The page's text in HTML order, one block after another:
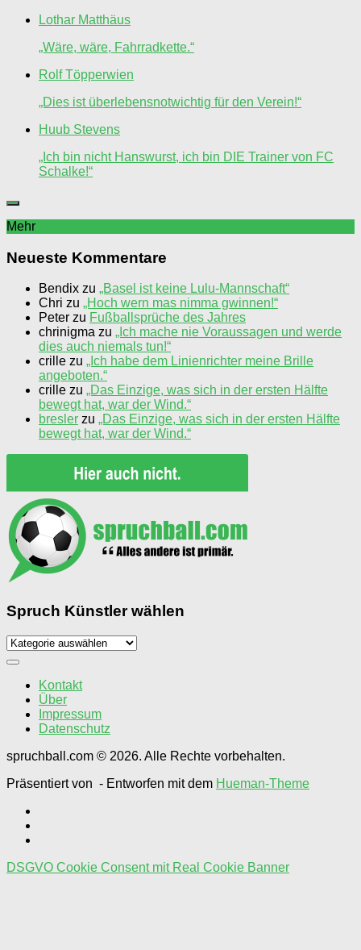
Lothar Matthäus
„Wäre, wäre, Fahrradkette.“
Rolf Töpperwien
„Dies ist überlebensnotwichtig für den Verein!“
Huub Stevens
„Ich bin nicht Hanswurst, ich bin DIE Trainer von FC
Schalke!“
Mehr
Neueste Kommentare
Bendix zu „Basel ist keine Lulu-Mannschaft“
Chri zu „Hoch wern mas nimma gwinnen!“
Peter zu Fußballsprüche des Jahres
chrinigma zu „Ich mache nie Voraussagen und werde
dies auch niemals tun!“
crille zu „Ich habe dem Linienrichter meine Brille
angeboten.“
crille zu „Das Einzige, was sich in der ersten Hälfte
bewegt hat, war der Wind.“
bresler zu „Das Einzige, was sich in der ersten Hälfte
bewegt hat, war der Wind.“
Spruch Künstler wählen
Spruch
Kontakt
Über
Impressum
Datenschutz
spruchball.com © 2026. Alle Rechte vorbehalten.
Präsentiert von - Entworfen mit dem Hueman-Theme
DSGVO Cookie Consent mit Real Cookie Banner